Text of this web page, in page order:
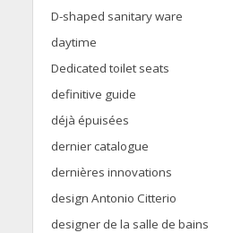
D-shaped sanitary ware
daytime
Dedicated toilet seats
definitive guide
déjà épuisées
dernier catalogue
dernières innovations
design Antonio Citterio
designer de la salle de bains